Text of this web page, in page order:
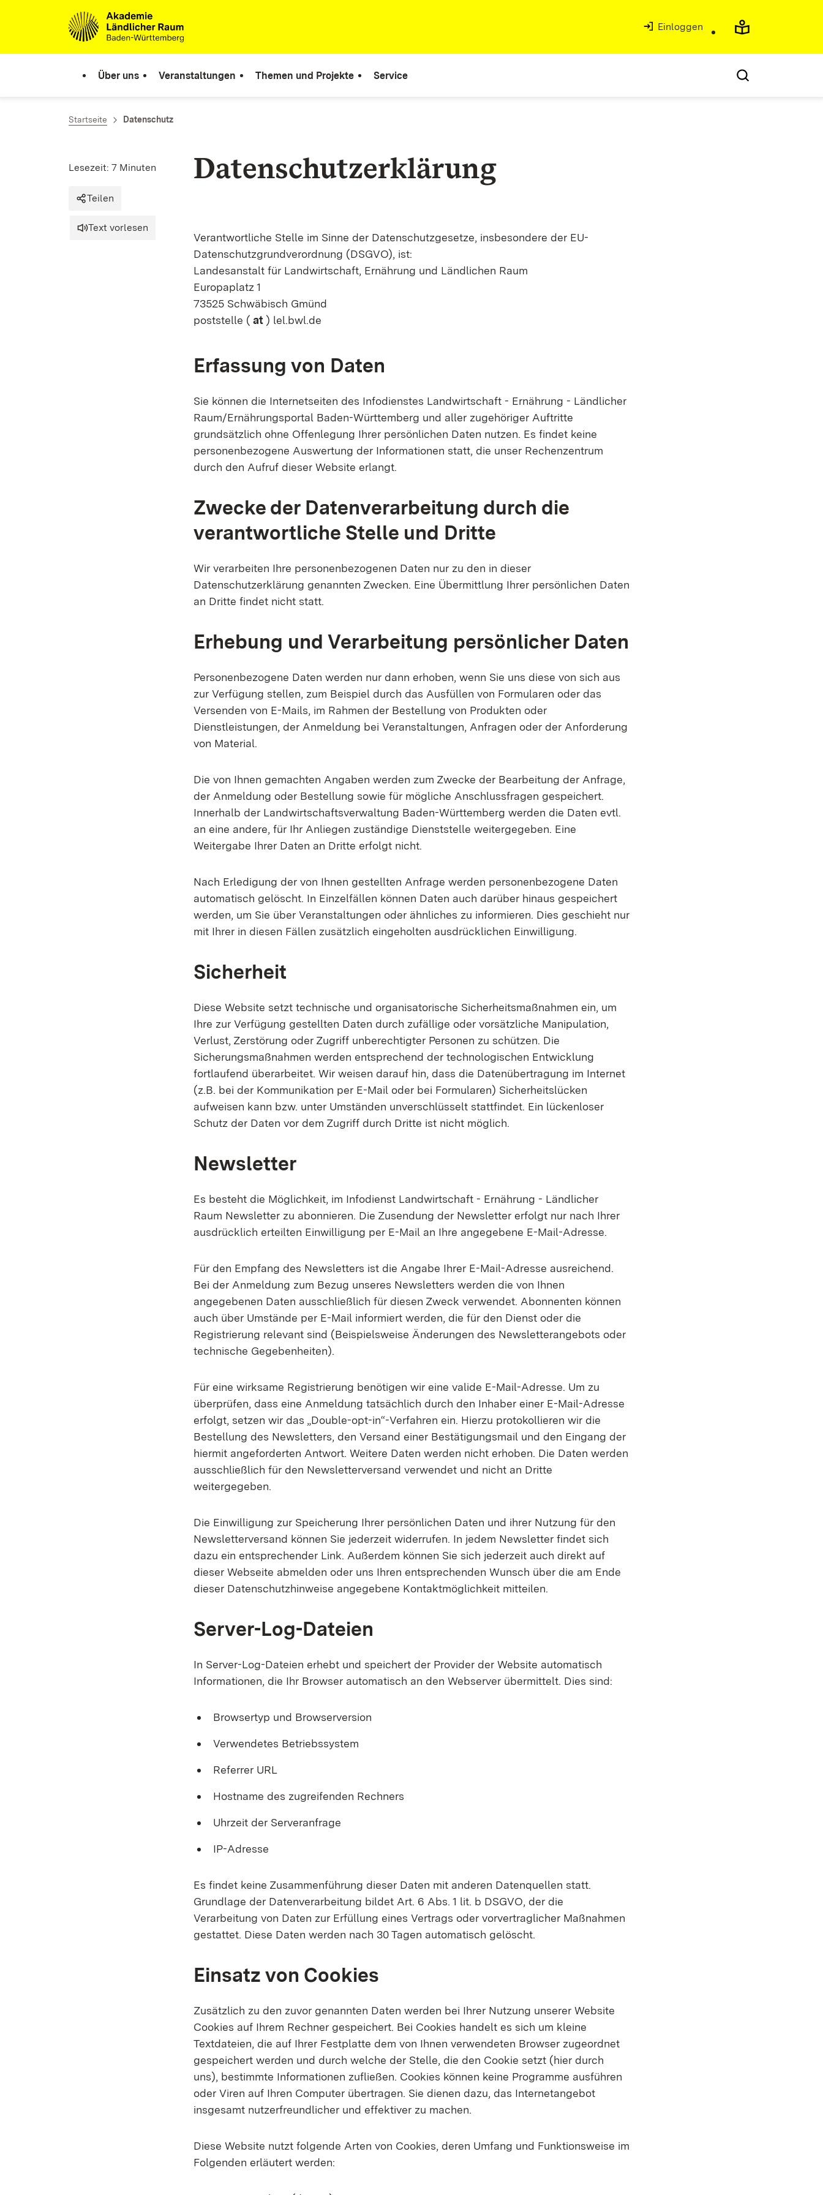
Zum Inhalt springen
Link zur Startseite
Einloggen
Über uns Veranstaltungen Themen und Projekte Service
Startseite Datenschutz
Datenschutzerklärung
Lesezeit: 7 Minuten
Teilen
Text vorlesen
Verantwortliche Stelle im Sinne der Datenschutzgesetze, insbesondere der EU-
Datenschutzgrundverordnung (DSGVO), ist:
Landesanstalt für Landwirtschaft, Ernährung und Ländlichen Raum
Europaplatz 1
73525 Schwäbisch Gmünd
poststelle ( at ) lel.bwl.de
Erfassung von Daten
Sie können die Internetseiten des Infodienstes Landwirtschaft - Ernährung - Ländlicher
Raum/Ernährungsportal Baden-Württemberg und aller zugehöriger Auftritte
grundsätzlich ohne Offenlegung Ihrer persönlichen Daten nutzen. Es findet keine
personenbezogene Auswertung der Informationen statt, die unser Rechenzentrum
durch den Aufruf dieser Website erlangt.
Zwecke der Datenverarbeitung durch die
verantwortliche Stelle und Dritte
Wir verarbeiten Ihre personenbezogenen Daten nur zu den in dieser
Datenschutzerklärung genannten Zwecken. Eine Übermittlung Ihrer persönlichen Daten
an Dritte findet nicht statt.
Erhebung und Verarbeitung persönlicher Daten
Personenbezogene Daten werden nur dann erhoben, wenn Sie uns diese von sich aus
zur Verfügung stellen, zum Beispiel durch das Ausfüllen von Formularen oder das
Versenden von E-Mails, im Rahmen der Bestellung von Produkten oder
Dienstleistungen, der Anmeldung bei Veranstaltungen, Anfragen oder der Anforderung
von Material.
Die von Ihnen gemachten Angaben werden zum Zwecke der Bearbeitung der Anfrage,
der Anmeldung oder Bestellung sowie für mögliche Anschlussfragen gespeichert.
Innerhalb der Landwirtschaftsverwaltung Baden-Württemberg werden die Daten evtl.
an eine andere, für Ihr Anliegen zuständige Dienststelle weitergegeben. Eine
Weitergabe Ihrer Daten an Dritte erfolgt nicht.
Nach Erledigung der von Ihnen gestellten Anfrage werden personenbezogene Daten
automatisch gelöscht. In Einzelfällen können Daten auch darüber hinaus gespeichert
werden, um Sie über Veranstaltungen oder ähnliches zu informieren. Dies geschieht nur
mit Ihrer in diesen Fällen zusätzlich eingeholten ausdrücklichen Einwilligung.
Sicherheit
Diese Website setzt technische und organisatorische Sicherheitsmaßnahmen ein, um
Ihre zur Verfügung gestellten Daten durch zufällige oder vorsätzliche Manipulation,
Verlust, Zerstörung oder Zugriff unberechtigter Personen zu schützen. Die
Sicherungsmaßnahmen werden entsprechend der technologischen Entwicklung
fortlaufend überarbeitet. Wir weisen darauf hin, dass die Datenübertragung im Internet
(z.B. bei der Kommunikation per E-Mail oder bei Formularen) Sicherheitslücken
aufweisen kann bzw. unter Umständen unverschlüsselt stattfindet. Ein lückenloser
Schutz der Daten vor dem Zugriff durch Dritte ist nicht möglich.
Newsletter
Es besteht die Möglichkeit, im Infodienst Landwirtschaft - Ernährung - Ländlicher
Raum Newsletter zu abonnieren. Die Zusendung der Newsletter erfolgt nur nach Ihrer
ausdrücklich erteilten Einwilligung per E-Mail an Ihre angegebene E-Mail-Adresse.
Für den Empfang des Newsletters ist die Angabe Ihrer E-Mail-Adresse ausreichend.
Bei der Anmeldung zum Bezug unseres Newsletters werden die von Ihnen
angegebenen Daten ausschließlich für diesen Zweck verwendet. Abonnenten können
auch über Umstände per E-Mail informiert werden, die für den Dienst oder die
Registrierung relevant sind (Beispielsweise Änderungen des Newsletterangebots oder
technische Gegebenheiten).
Für eine wirksame Registrierung benötigen wir eine valide E-Mail-Adresse. Um zu
überprüfen, dass eine Anmeldung tatsächlich durch den Inhaber einer E-Mail-Adresse
erfolgt, setzen wir das „Double-opt-in“-Verfahren ein. Hierzu protokollieren wir die
Bestellung des Newsletters, den Versand einer Bestätigungsmail und den Eingang der
hiermit angeforderten Antwort. Weitere Daten werden nicht erhoben. Die Daten werden
ausschließlich für den Newsletterversand verwendet und nicht an Dritte
weitergegeben.
Die Einwilligung zur Speicherung Ihrer persönlichen Daten und ihrer Nutzung für den
Newsletterversand können Sie jederzeit widerrufen. In jedem Newsletter findet sich
dazu ein entsprechender Link. Außerdem können Sie sich jederzeit auch direkt auf
dieser Webseite abmelden oder uns Ihren entsprechenden Wunsch über die am Ende
dieser Datenschutzhinweise angegebene Kontaktmöglichkeit mitteilen.
Server-Log-Dateien
In Server-Log-Dateien erhebt und speichert der Provider der Website automatisch
Informationen, die Ihr Browser automatisch an den Webserver übermittelt. Dies sind:
Browsertyp und Browserversion
Verwendetes Betriebssystem
Referrer URL
Hostname des zugreifenden Rechners
Uhrzeit der Serveranfrage
IP-Adresse
Es findet keine Zusammenführung dieser Daten mit anderen Datenquellen statt.
Grundlage der Datenverarbeitung bildet Art. 6 Abs. 1 lit. b DSGVO, der die
Verarbeitung von Daten zur Erfüllung eines Vertrags oder vorvertraglicher Maßnahmen
gestattet. Diese Daten werden nach 30 Tagen automatisch gelöscht.
Einsatz von Cookies
Zusätzlich zu den zuvor genannten Daten werden bei Ihrer Nutzung unserer Website
Cookies auf Ihrem Rechner gespeichert. Bei Cookies handelt es sich um kleine
Textdateien, die auf Ihrer Festplatte dem von Ihnen verwendeten Browser zugeordnet
gespeichert werden und durch welche der Stelle, die den Cookie setzt (hier durch
uns), bestimmte Informationen zufließen. Cookies können keine Programme ausführen
oder Viren auf Ihren Computer übertragen. Sie dienen dazu, das Internetangebot
insgesamt nutzerfreundlicher und effektiver zu machen.
Diese Website nutzt folgende Arten von Cookies, deren Umfang und Funktionsweise im
Folgenden erläutert werden: